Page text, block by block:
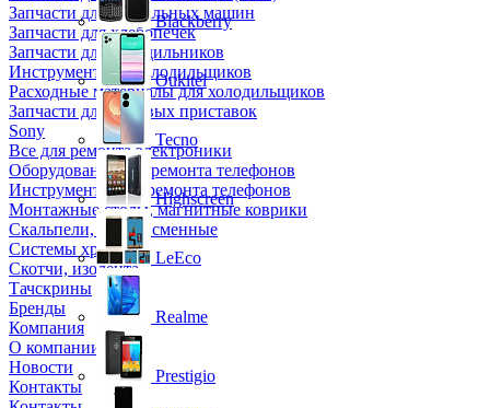
Запчасти для стиральных машин
Запчасти для хлебопечек
Запчасти для холодильников
Инструмент для холодильщиков
Расходные материалы для холодильщиков
Запчасти для игровых приставок
Sony
Все для ремонта электроники
Оборудование для ремонта телефонов
Инструменты для ремонта телефонов
Монтажные столы, магнитные коврики
Скальпели, лезвия сменные
Системы хранения
Скотчи, изолента
Тачскрины
Бренды
Компания
О компании
Новости
Контакты
Blackberry
Oukitel
Tecno
Highscreen
LeEco
Realme
Prestigio